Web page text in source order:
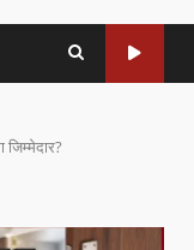
जिम्मेदार?